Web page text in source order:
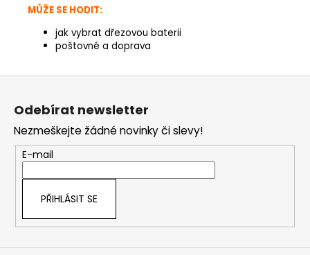
MŮŽE SE HODIT:
jak vybrat dřezovou baterii
poštovné a doprava
Z
Odebírat newsletter
Nezmeškejte žádné novinky či slevy!
E-mail
PŘIHLÁSIT SE